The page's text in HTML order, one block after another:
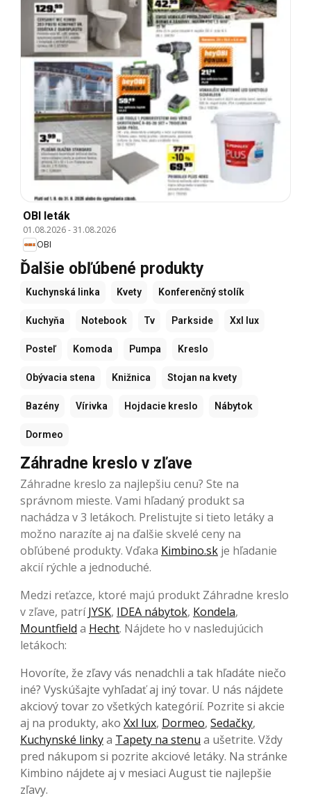
OBI leták
01.08.2026-31.08.2026
OBI
Ďalšie obľúbené produkty
Kuchynská linka Kvety Konferenčný stolík
Kuchyňa Notebook Tv Parkside Xxl lux
Posteľ Komoda Pumpa Kreslo
Obývacia stena Knižnica Stojan na kvety
Bazény Vírivka Hojdacie kreslo Nábytok
Dormeo
Záhradne kreslo v zľave
Záhradne kreslo za najlepšiu cenu? Ste na
správnom mieste. Vami hľadaný produkt sa
nachádza v 3 letákoch. Prelistujte si tieto letáky a
možno narazíte aj na ďalšie skvelé ceny na
obľúbené produkty. Vďaka Kimbino.sk je hľadanie
akcií rýchle a jednoduché.
Medzi reťazce, ktoré majú produkt Záhradne kreslo
v zľave, patríJYSK, IDEA nábytok, Kondela,
Mountfield a Hecht. Nájdete ho v nasledujúcich
letákoch:
Hovoríte, že zľavy vás nenadchli a tak hľadáte niečo
iné? Vyskúšajte vyhľadať aj iný tovar. U nás nájdete
akciový tovar zo všetkých kategórií. Pozrite si akcie
aj na produkty, ako Xxl lux, Dormeo, Sedačky,
Kuchynské linkya Tapety na stenu a ušetrite. Vždy
pred nákupom si pozrite akciové letáky. Na stránke
Kimbino nájdete aj v mesiaci August tie najlepšie
zľavy.